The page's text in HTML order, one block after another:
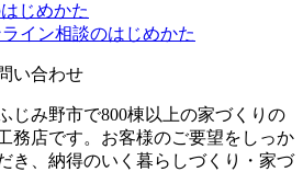
じめかた
イン相談のはじめかた
い合わせ
じみ野市で800棟以上の家づくりの
務店です。お客様のご要望をしっか
き、納得のいく暮らしづくり・家づ